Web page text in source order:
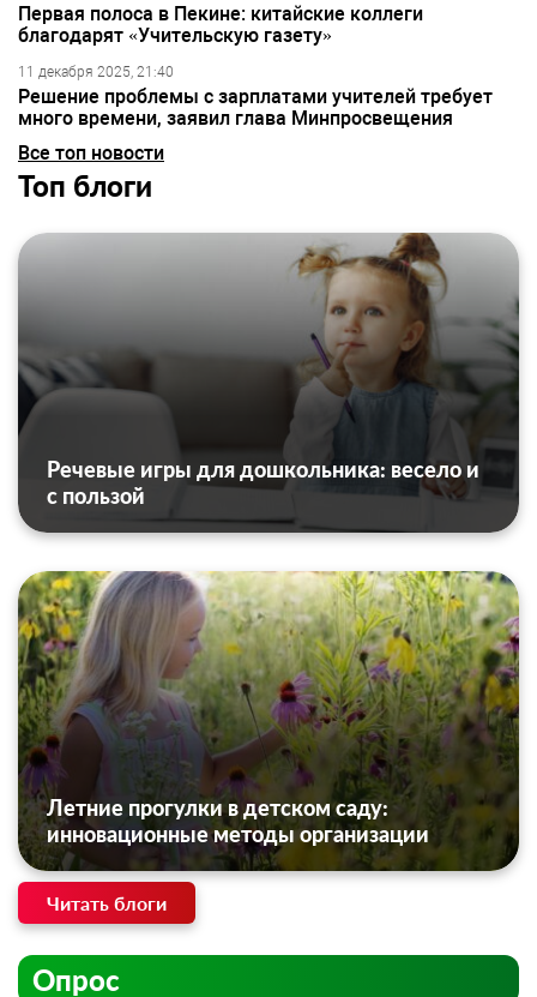
Первая полоса в Пекине: китайские коллеги
благодарят «Учительскую газету»
11 декабря 2025, 21:40
Решение проблемы с зарплатами учителей требует
много времени, заявил глава Минпросвещения
Все топ новости
Топ блоги
Речевые игры для дошкольника: весело и
с пользой
Летние прогулки в детском саду:
инновационные методы организации
Читать блоги
Опрос